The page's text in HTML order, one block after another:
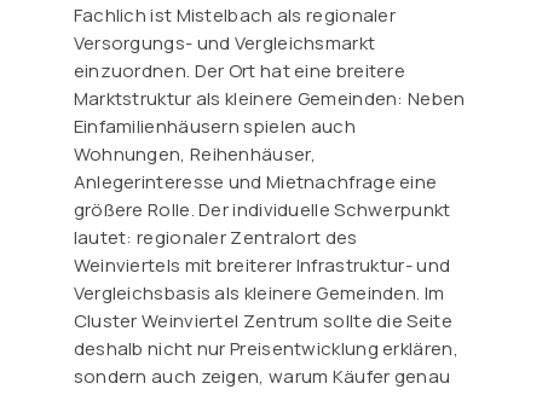
Fachlich ist Mistelbach als regionaler
Versorgungs- und Vergleichsmarkt
einzuordnen. Der Ort hat eine breitere
Marktstruktur als kleinere Gemeinden: Neben
Einfamilienhäusern spielen auch
Wohnungen, Reihenhäuser,
Anlegerinteresse und Mietnachfrage eine
größere Rolle. Der individuelle Schwerpunkt
lautet: regionaler Zentralort des
Weinviertels mit breiterer Infrastruktur- und
Vergleichsbasis als kleinere Gemeinden. Im
Cluster Weinviertel Zentrum sollte die Seite
deshalb nicht nur Preisentwicklung erklären,
sondern auch zeigen, warum Käufer genau